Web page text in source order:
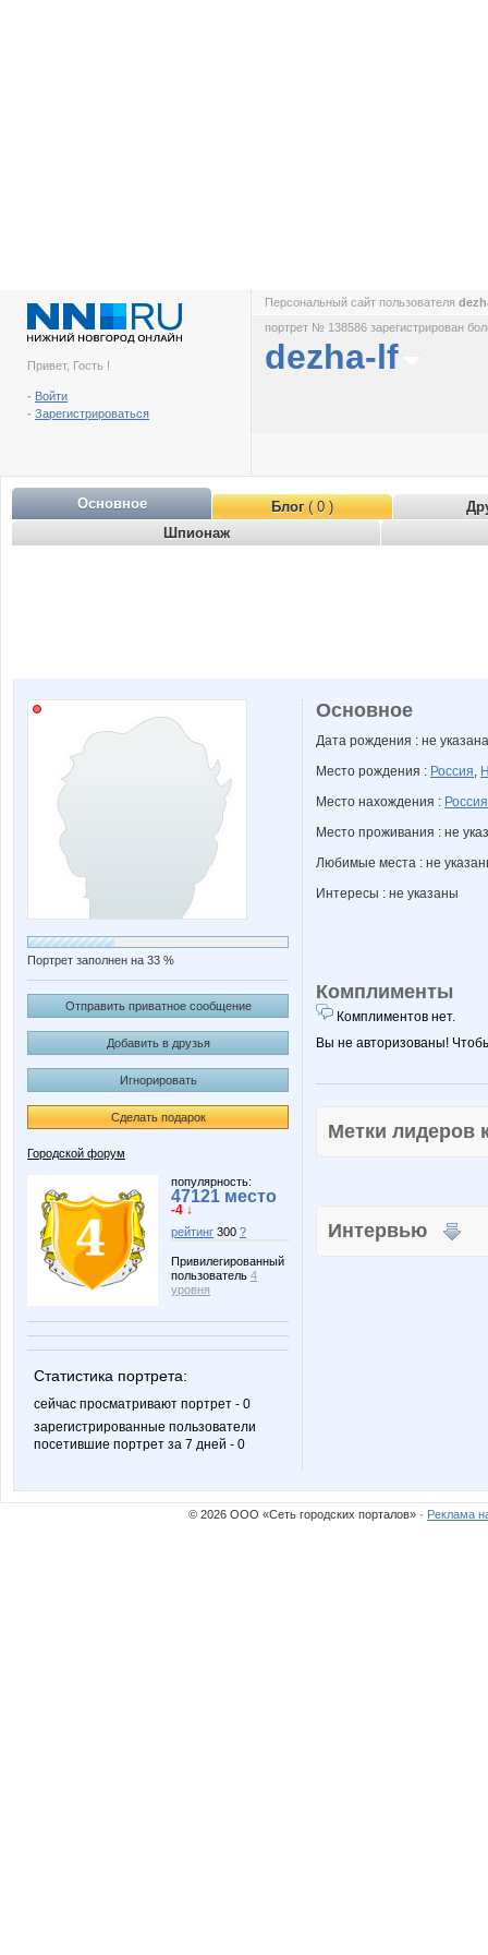
Привет, Гость !
- Войти
- Зарегистрироваться
Персональный сайт пользователя
портрет № 138586 зарегистрирован
dezha-lf
Основное Блог( 0 )
Шпионаж
Портрет заполнен на 33 %
Отправить приватное сообщение
Добавить в друзья
Игнорировать
Сделать подарок
Городской форум
популярность:
47121 место
-4 ↓
рейтинг 300 ?
Привилегированный
пользователь 4
уровня
Статистика портрета:
сейчас просматривают портрет - 0
зарегистрированные пользователи
посетившие портрет за 7 дней - 0
Основное
Дата рождения : не указана
Место рождения : Россия,
Место нахождения : Россия
Место проживания : не
Любимые места : не
Интересы : не указаны
Комплименты
Комплиментов нет.
Вы не авторизованы!
Метки
Интервью
© 2026 ООО «Сеть городских порталов» · Реклама